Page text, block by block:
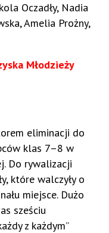
Oczadły, Nadia
Amelia Prożny,
Młodzieży
eliminacji do
klas 7–8 w
Do rywalizacji
które walczyły o
miejsce. Dużo
sześciu
z każdym”